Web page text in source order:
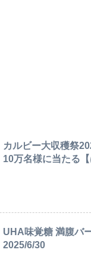
カルビー大収穫祭
10万名様に当たる
UHA味覚糖 満腹バ
2025/6/30